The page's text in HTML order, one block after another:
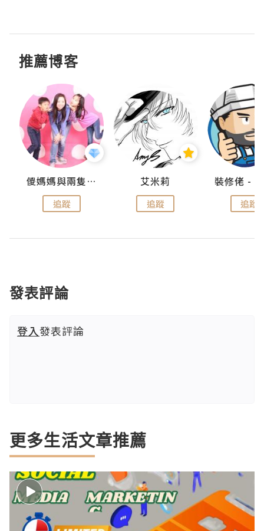
推薦博客
儍媽媽與兩隻小魔怪之家
追蹤
艾米莉
追蹤 追蹤
發表評論
登入發表評論
更多生活文章推薦